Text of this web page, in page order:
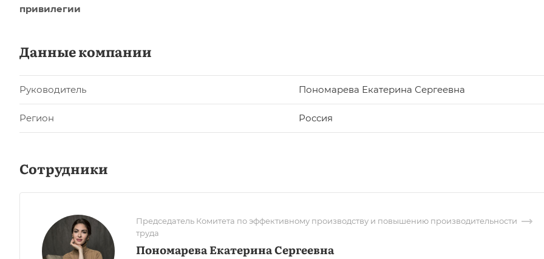
привилегии
Данные компании
Руководитель Пономарева Екатерина Сергеевна
Регион Россия
Сотрудники
Председатель Комитета по эффективному производству и повышению производительности
труда
Пономарева Екатерина Сергеевна